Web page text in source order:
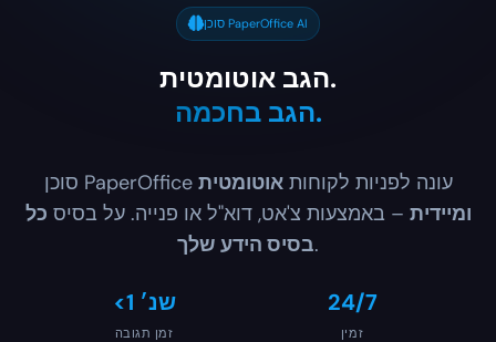
סוכן PaperOffice AI
הגב אוטומטית.
הגב בחכמה.
סוכן PaperOffice עונה לפניות לקוחותאוטומטית
ומיידית – באמצעות צ'אט, דוא"ל או פנייה. על בסיס כל
בסיס הידע שלך.
<1 שנ׳
זמן תגובה
24/7
זמין